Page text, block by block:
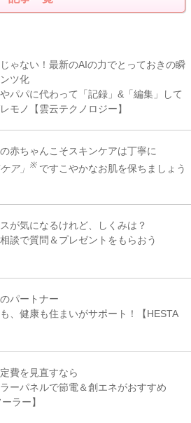
ゃない！最新のAIの力でとっておきの瞬
ツ化
パパに代わって「記録」&「編集」して
モノ【雲云テクノロジー】
赤ちゃんこそスキンケアは丁寧に
ア」
※ ですこやかなお肌を保ちましょう
が気になるけれど、しくみは？
談で質問＆プレゼントをもらおう
パートナー
、健康も住まいがサポート！【HESTA
費を見直すなら
ーパネルで節電＆創エネがおすすめ
ラー】